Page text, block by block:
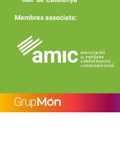
Membres associats: